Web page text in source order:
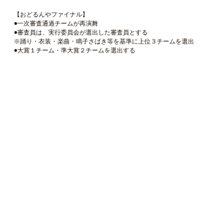
【おどるんやファイナル】
●一次審査通過チームが再演舞
●審査員は、実行委員会が選出した審査員とする
※踊り・衣装・楽曲・鳴子さばき等を基準に上位３チームを選出
●大賞１チーム・準大賞２チームを選出する